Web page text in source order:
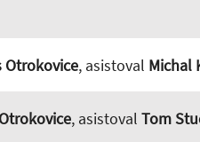
Otrokovice, asistoval Michal
, asistoval Tom